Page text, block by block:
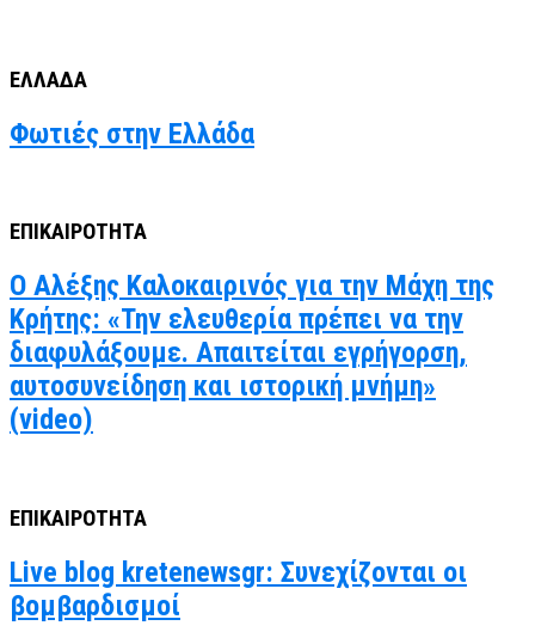
ΕΛΛΑΔΑ
Φωτιές στην Ελλάδα
ΕΠΙΚΑΙΡΟΤΗΤΑ
Ο Αλέξης Καλοκαιρινός για την Μάχη της
Κρήτης: «Την ελευθερία πρέπει να την
διαφυλάξουμε. Απαιτείται εγρήγορση,
αυτοσυνείδηση και ιστορική μνήμη»
(video)
ΕΠΙΚΑΙΡΟΤΗΤΑ
Live blog kretenewsgr: Συνεχίζονται οι
βομβαρδισμοί